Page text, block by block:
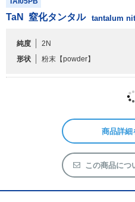
TaN 窒化タンタル tantalum
純度
2N
形状
粉末 【powder】
商品詳細
この商品につ